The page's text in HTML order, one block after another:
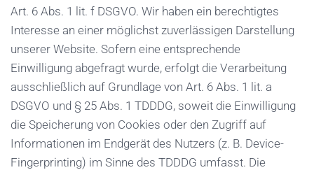
Art. 6 Abs. 1 lit. f DSGVO. Wir haben ein berechtigtes
Interesse an einer möglichst zuverlässigen Darstellung
unserer Website. Sofern eine entsprechende
Einwilligung abgefragt wurde, erfolgt die Verarbeitung
ausschließlich auf Grundlage von Art. 6 Abs. 1 lit. a
DSGVO und § 25 Abs. 1 TDDDG, soweit die Einwilligung
die Speicherung von Cookies oder den Zugriff auf
Informationen im Endgerät des Nutzers (z. B. Device-
Fingerprinting) im Sinne des TDDDG umfasst. Die